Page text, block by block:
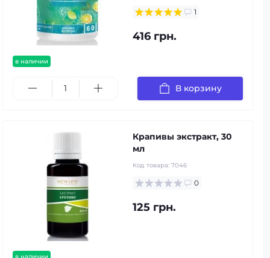
в наличии
1
416 грн.
В корзину
в наличии
Крапивы экстракт, 30
мл
Код товара: 7046
0
125 грн.